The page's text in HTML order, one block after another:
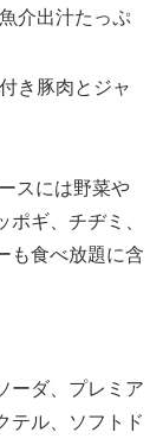
介出汁たっぷ
き豚肉とジャ
スには野菜や
ギ、チヂミ、
も食べ放題に含
ーダ、プレミア
テル、ソフトド